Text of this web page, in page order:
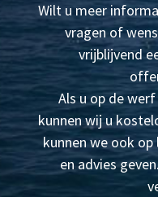
Wilt u meer
vragen of
vrijblijvend
Als u op de
kunnen wij u
kunnen we ook
en advies